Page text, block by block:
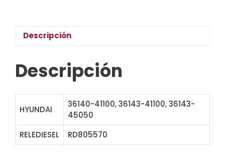
Descripción
Descripción
HYUNDAI
36140-41100, 36143-41100, 36143-
45050
RELEDIESEL
RD805570